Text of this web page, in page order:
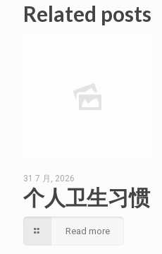
Related posts
31 7 月, 2026
个人卫生习惯
Read more